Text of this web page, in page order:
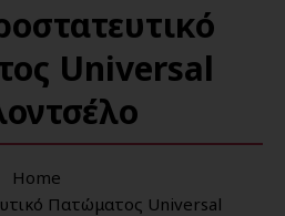
Universal
Home
Πατώματος Universal